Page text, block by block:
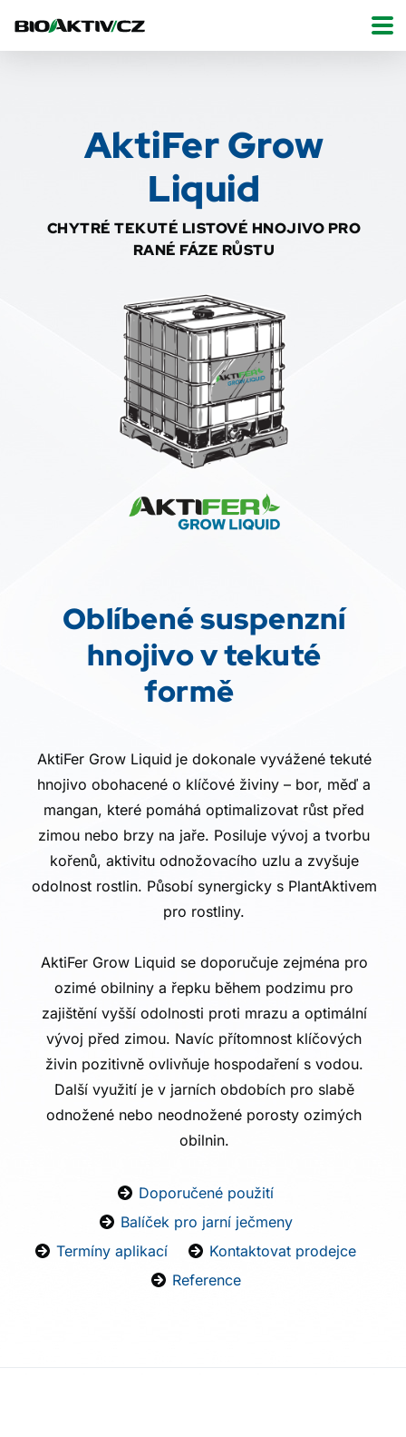
AktiFer Grow
Liquid
CHYTRÉ TEKUTÉ LISTOVÉ HNOJIVO PRO
RANÉ FÁZE RŮSTU
Oblíbené suspenzní
hnojivo v tekuté
formě
AktiFer Grow Liquid je dokonale vyvážené tekuté
hnojivo obohacené o klíčové živiny – bor, měď a
mangan, které pomáhá optimalizovat růst před
zimou nebo brzy na jaře. Posiluje vývoj a tvorbu
kořenů, aktivitu odnožovacího uzlu a zvyšuje
odolnost rostlin. Působí synergicky s PlantAktivem
pro rostliny.
AktiFer Grow Liquid se doporučuje zejména pro
ozimé obilniny a řepku během podzimu pro
zajištění vyšší odolnosti proti mrazu a optimální
vývoj před zimou. Navíc přítomnost klíčových
živin pozitivně ovlivňuje hospodaření s vodou.
Další využití je v jarních obdobích pro slabě
odnožené nebo neodnožené porosty ozimých
obilnin.
Doporučené použití
Balíček pro jarní ječmeny
Termíny aplikací
Kontaktovat prodejce
Reference